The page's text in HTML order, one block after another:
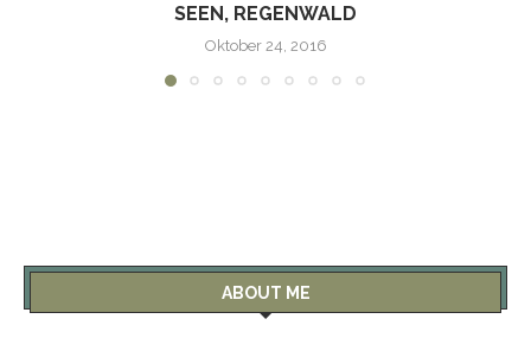
SEEN, REGENWALD
Oktober 24, 2016
ABOUT ME